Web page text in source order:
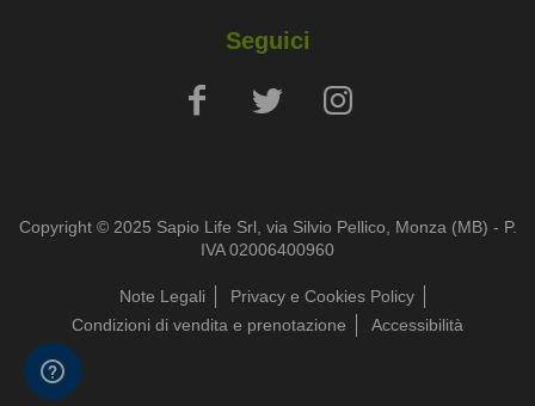
Seguici
Copyright © 2025 Sapio Life Srl, via Silvio Pellico, Monza (MB) - P.
IVA 02006400960
Note Legali
Privacy e Cookies Policy
Condizioni di vendita e prenotazione
Accessibilità